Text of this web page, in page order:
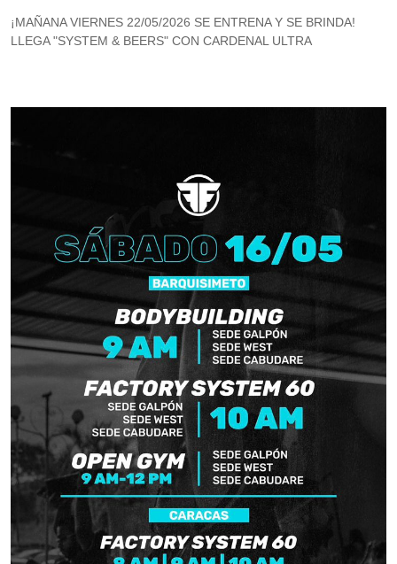
¡MAÑANA VIERNES 22/05/2026 SE ENTRENA Y SE BRINDA!
LLEGA "SYSTEM & BEERS" CON CARDENAL ULTRA